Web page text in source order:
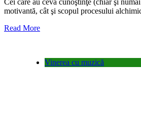
motivantă, cât şi scopul procesului
Read More
Vinerea cu muzică